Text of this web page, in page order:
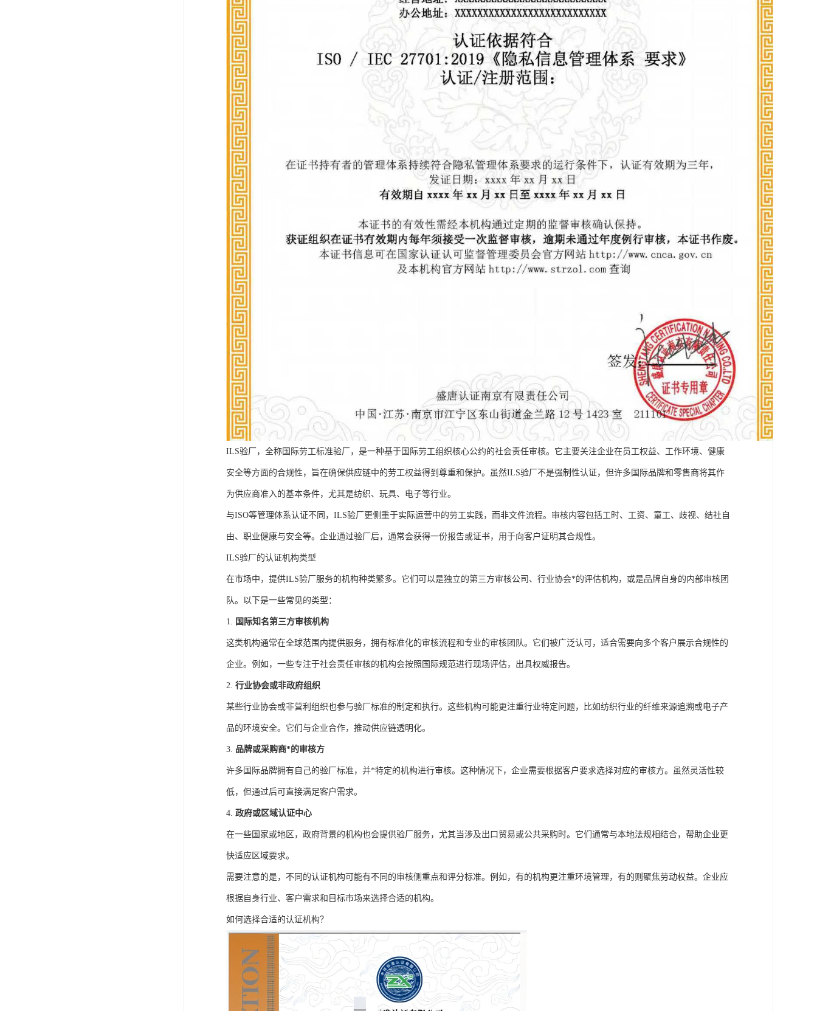
ILS验厂，全称国际劳工标准验厂，是一种基于国际劳工组织核心公约的社会责任审核。它主要关注企业在员工权益、工作环境、健康
安全等方面的合规性，旨在确保供应链中的劳工权益得到尊重和保护。虽然ILS验厂不是强制性认证，但许多国际品牌和零售商将其作
为供应商准入的基本条件，尤其是纺织、玩具、电子等行业。
与ISO等管理体系认证不同，ILS验厂更侧重于实际运营中的劳工实践，而非文件流程。审核内容包括工时、工资、童工、歧视、结社自
由、职业健康与安全等。企业通过验厂后，通常会获得一份报告或证书，用于向客户证明其合规性。
ILS验厂的认证机构类型
在市场中，提供ILS验厂服务的机构种类繁多。它们可以是独立的第三方审核公司、行业协会*的评估机构，或是品牌自身的内部审核团
队。以下是一些常见的类型：
1. 国际知名第三方审核机构
这类机构通常在全球范围内提供服务，拥有标准化的审核流程和专业的审核团队。它们被广泛认可，适合需要向多个客户展示合规性的
企业。例如，一些专注于社会责任审核的机构会按照国际规范进行现场评估，出具权威报告。
2. 行业协会或非政府组织
某些行业协会或非营利组织也参与验厂标准的制定和执行。这些机构可能更注重行业特定问题，比如纺织行业的纤维来源追溯或电子产
品的环境安全。它们与企业合作，推动供应链透明化。
3. 品牌或采购商*的审核方
许多国际品牌拥有自己的验厂标准，并*特定的机构进行审核。这种情况下，企业需要根据客户要求选择对应的审核方。虽然灵活性较
低，但通过后可直接满足客户需求。
4. 政府或区域认证中心
在一些国家或地区，政府背景的机构也会提供验厂服务，尤其当涉及出口贸易或公共采购时。它们通常与本地法规相结合，帮助企业更
快适应区域要求。
需要注意的是，不同的认证机构可能有不同的审核侧重点和评分标准。例如，有的机构更注重环境管理，有的则聚焦劳动权益。企业应
根据自身行业、客户需求和目标市场来选择合适的机构。
如何选择合适的认证机构？